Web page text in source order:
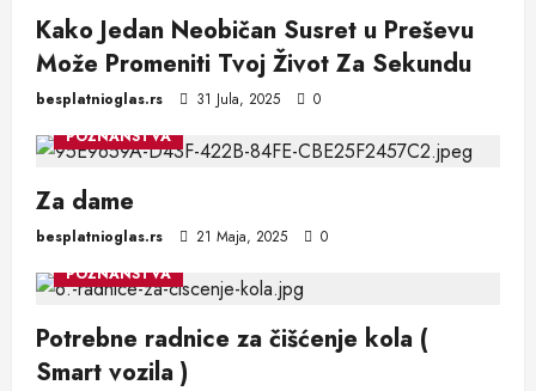
Kako Jedan Neobičan Susret u Preševu
Može Promeniti Tvoj Život Za Sekundu
besplatnioglas.rs 31 Jula, 2025
0
POZNANSTVA
Za dame
besplatnioglas.rs 21 Maja, 2025
0
POZNANSTVA
Potrebne radnice za čišćenje kola (
Smart vozila )